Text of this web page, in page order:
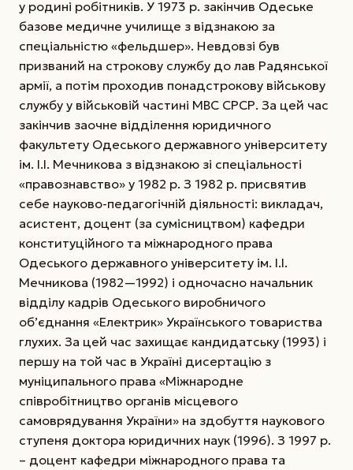
у родині робітників. У 1973 р. закінчив Одеське
базове медичне училище з відзнакою за
спеціальністю «фельдшер». Невдовзі був
призваний на строкову службу до лав Радянської
армії, а потім проходив понадстрокову військову
службу у військовій частині МВС СРСР. За цей час
закінчив заочне відділення юридичного
факультету Одеського державного університету
ім. І.І. Мечникова з відзнакою зі спеціальності
«правознавство» у 1982 р. З 1982 р. присвятив
себе науково-педагогічній діяльності: викладач,
асистент, доцент (за сумісництвом) кафедри
конституційного та міжнародного права
Одеського державного університету ім. І.І.
Мечникова (1982—1992) і одночасно начальник
відділу кадрів Одеського виробничого
об’єднання «Електрик» Українського товариства
глухих. За цей час захищає кандидатську (1993) і
першу на той час в Україні дисертацію з
муніципального права «Міжнародне
співробітництво органів місцевого
самоврядування України» на здобуття наукового
ступеня доктора юридичних наук (1996). З 1997 р.
– доцент кафедри міжнародного права та